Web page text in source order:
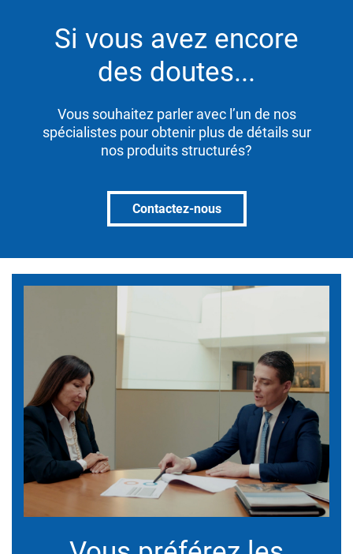
Si vous avez encore
des doutes...
Vous souhaitez parler avec l’un de nos
spécialistes pour obtenir plus de détails sur
nos produits structurés?
Contactez-nous